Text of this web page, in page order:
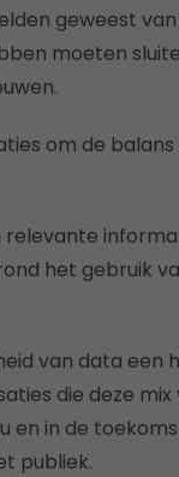
geweest
moeten
om de
relevante
het gebruik
van data een
die deze
en in de
publiek.